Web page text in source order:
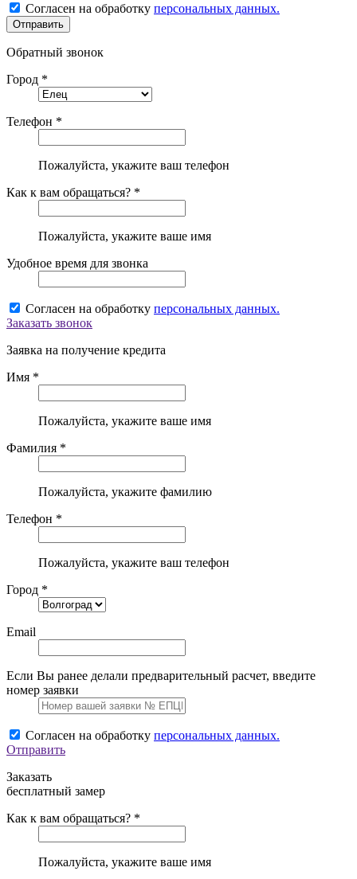
Согласен на обработку персональных данных.
Обратный звонок
Город *
Телефон *
Пожалуйста, укажите ваш телефон
Как к вам обращаться? *
Пожалуйста, укажите ваше имя
Удобное время для звонка
Согласен на обработку персональных данных.
Заказать звонок
Заявка на получение кредита
Имя *
Пожалуйста, укажите ваше имя
Фамилия *
Пожалуйста, укажите фамилию
Телефон *
Пожалуйста, укажите ваш телефон
Город *
Email
Если Вы ранее делали предварительный расчет, введите
номер заявки
Согласен на обработку персональных данных.
Отправить
Заказать
бесплатный замер
Как к вам обращаться? *
Пожалуйста, укажите ваше имя